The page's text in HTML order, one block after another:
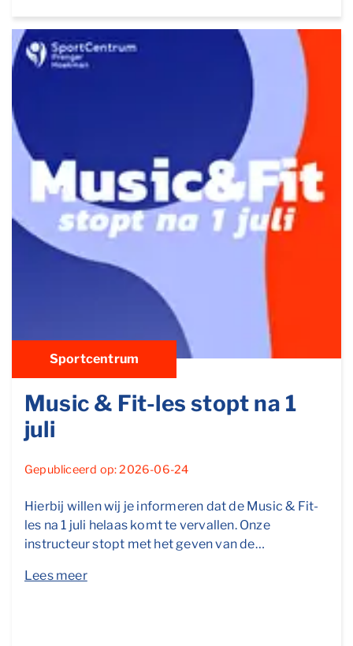
Sportcentrum
Music & Fit-les stopt na 1
juli
Gepubliceerd op: 2026-06-24
Hierbij willen wij je informeren dat de Music & Fit-
les na 1 juli helaas komt te vervallen. Onze
instructeur stopt met het geven van de…
Lees meer